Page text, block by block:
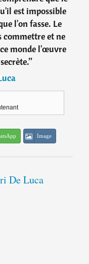
est impossible
l'on fasse. Le
commettre et ne
monde l'œuvre
”
Image
De Luca